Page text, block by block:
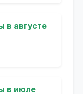
в августе
в июле